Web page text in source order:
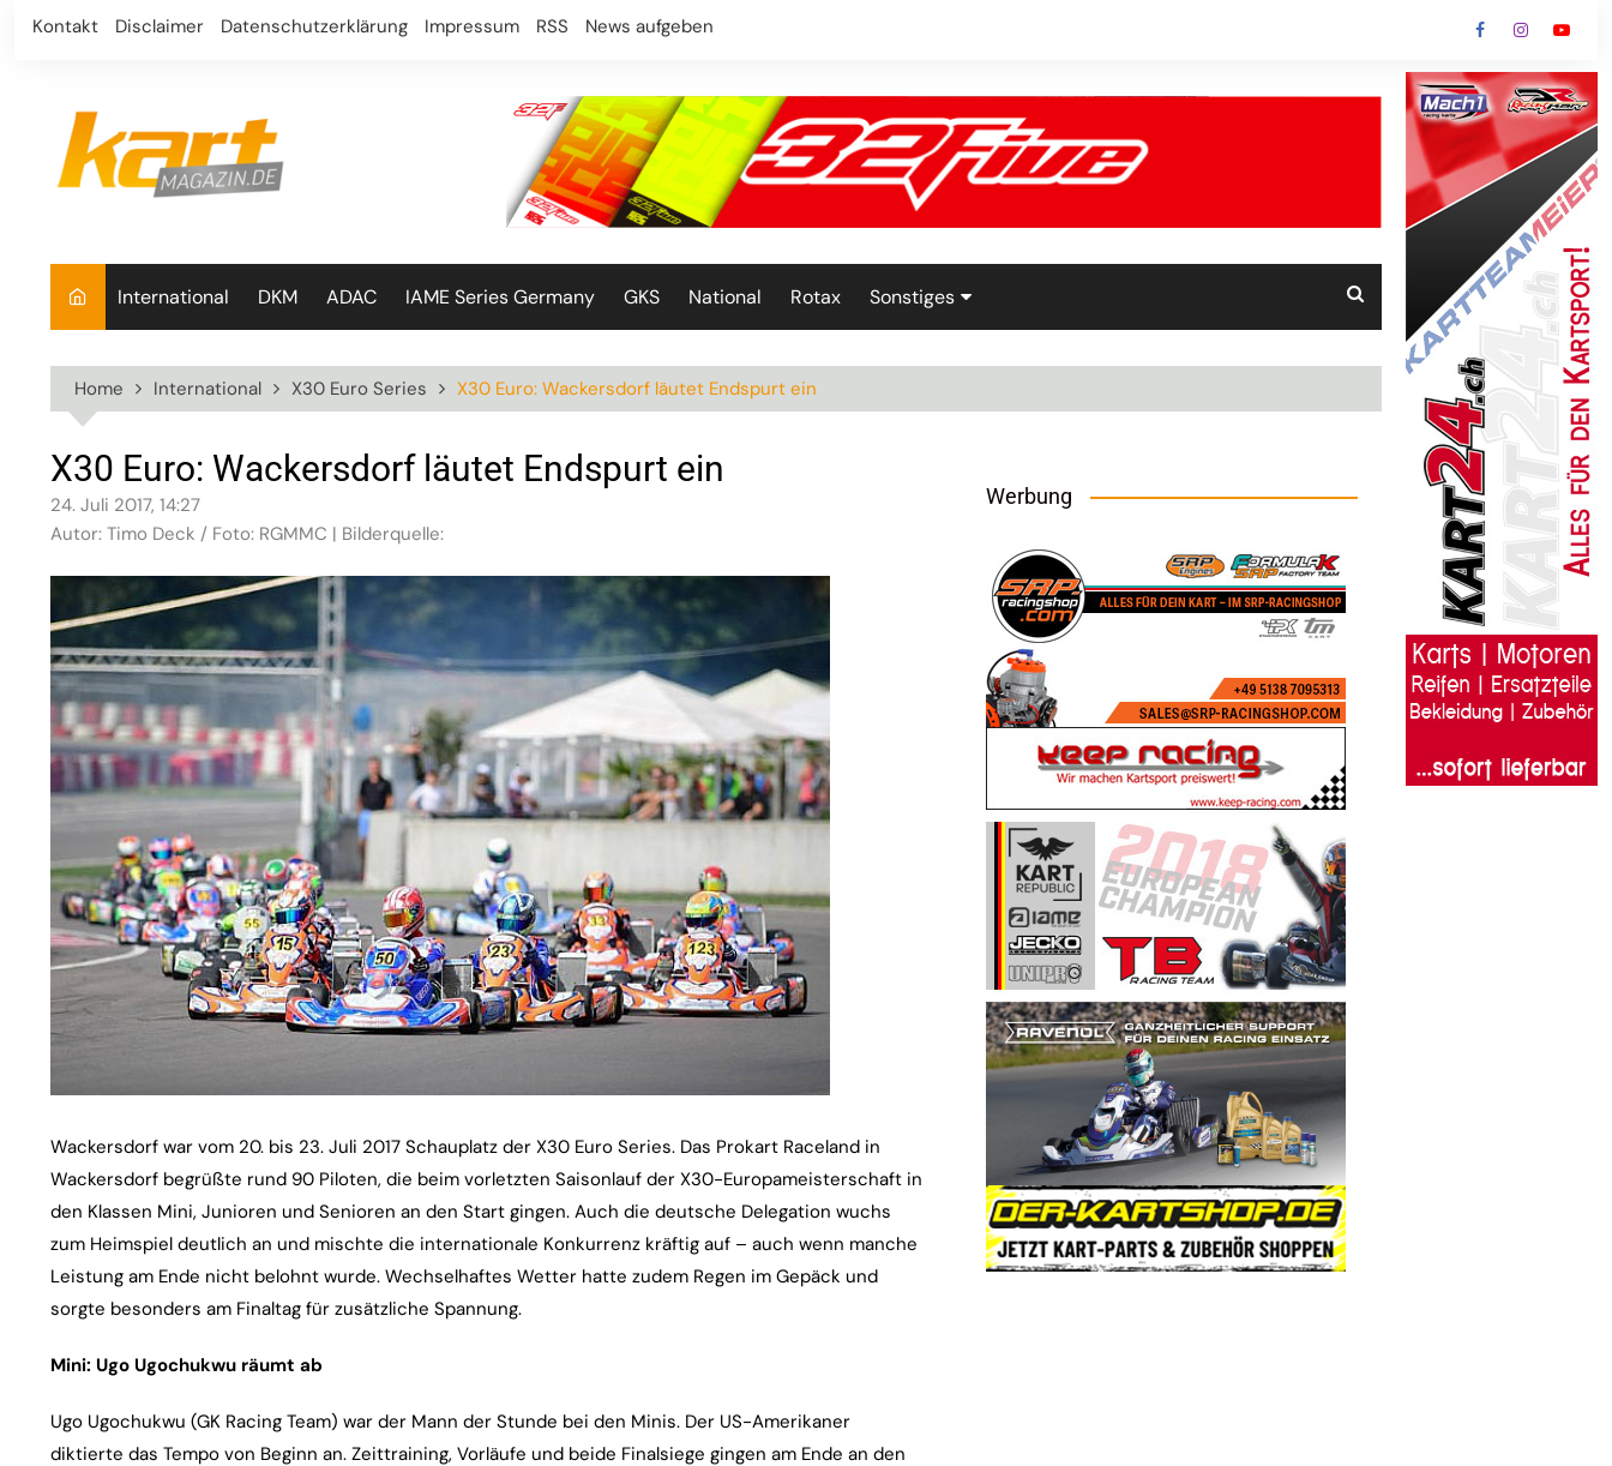
Skip
Kontakt Disclaimer Datenschutzerklärung Impressum RSS News aufgeben
International DKM ADAC IAME Series Germany GKS National Rotax Sonstiges
Home International X30 Euro Series X30 Euro: Wackersdorf läutet Endspurt ein
X30 Euro: Wackersdorf läutet Endspurt ein
24. Juli 2017, 14:27
Autor: Timo Deck / Foto: RGMMC | Bilderquelle:
Wackersdorf war vom 20. bis 23. Juli 2017 Schauplatz der X30 Euro Series. Das Prokart Raceland in
Wackersdorf begrüßte rund 90 Piloten, die beim vorletzten Saisonlauf der X30-Europameisterschaft in
den Klassen Mini, Junioren und Senioren an den Start gingen. Auch die deutsche Delegation wuchs
zum Heimspiel deutlich an und mischte die internationale Konkurrenz kräftig auf – auch wenn manche
Leistung am Ende nicht belohnt wurde. Wechselhaftes Wetter hatte zudem Regen im Gepäck und
sorgte besonders am Finaltag für zusätzliche Spannung.
Mini: Ugo Ugochukwu räumt ab
Ugo Ugochukwu (GK Racing Team) war der Mann der Stunde bei den Minis. Der US-Amerikaner
diktierte das Tempo von Beginn an. Zeittraining, Vorläufe und beide Finalsiege gingen am Ende an den
Werbung